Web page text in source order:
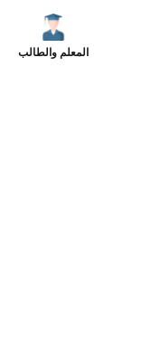
المعلم والطالب